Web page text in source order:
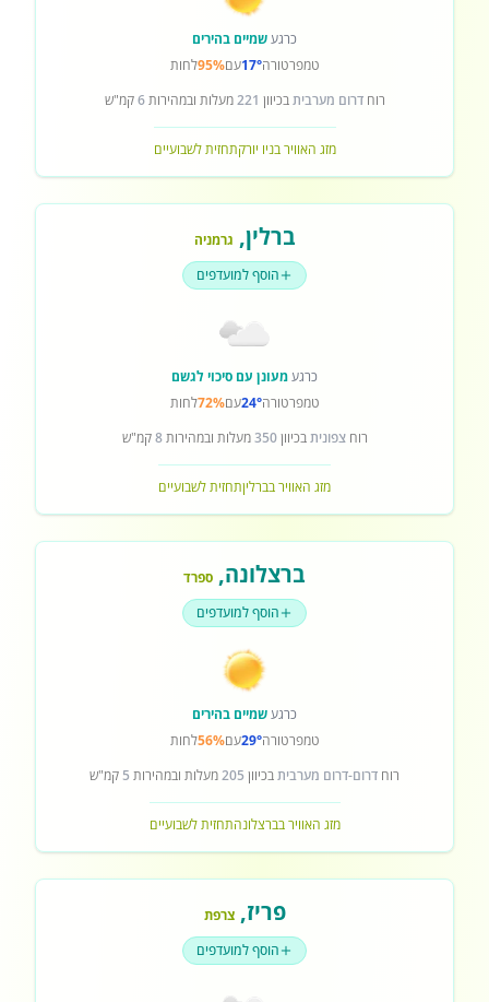
כרגעשמיים בהירים
טמפרטורה17°עם95%לחות
רוחדרום מערביתבכיוון 221מעלות ובמהירות6קמ"ש
מזג האוויר בניו יורקתחזית לשבועיים
ברלין, גרמניה
הוסף למועדפים
כרגעמעונן עם סיכוי לגשם
טמפרטורה24°עם72%לחות
רוחצפוניתבכיוון350מעלות ובמהירות8קמ"ש
מזג האוויר בברליןתחזית לשבועיים
ברצלונה, ספרד
הוסף למועדפים
כרגעשמיים בהירים
טמפרטורה29°עם56%לחות
רוח דרום-דרום מערביתבכיוון 205מעלות ובמהירות 5 קמ"ש
מזג האוויר בברצלונהתחזית לשבועיים
פריז,צרפת
הוסף למועדפים